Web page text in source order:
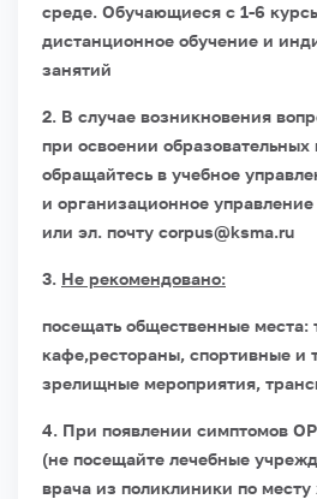
среде. Обучающиеся c 1-6
дистанционное обучение и
занятий
2. В случае возникновения
при освоении
обращайтесь в учебное
и организационное
или эл. почту corpus@ksma.ru
3. Не рекомендовано:
посещать общественные места:
кафе,рестораны, спортивные и
зрелищные мероприятия,
4. При появлении симптомов
(не посещайте лечебные
врача из поликлиники по